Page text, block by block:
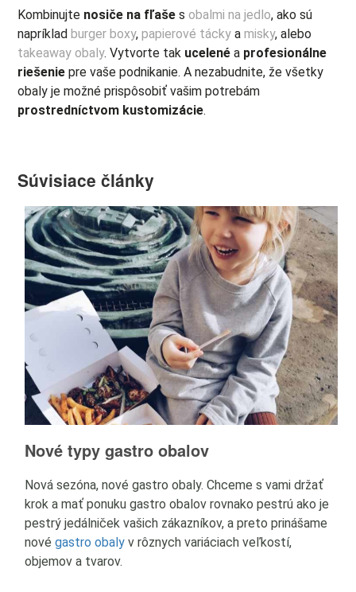
Kombinujte nosiče na fľaše s obalmi na jedlo, ako sú
napríklad burger boxy, papierové tácky a misky, alebo
takeaway obaly. Vytvorte tak ucelené a profesionálne
riešenie pre vaše podnikanie. A nezabudnite, že všetky
obaly je možné prispôsobiť vašim potrebám
prostredníctvom kustomizácie.
Súvisiace články
Nové typy gastro obalov
Nová sezóna, nové gastro obaly. Chceme s vami držať
krok a mať ponuku gastro obalov rovnako pestrú ako je
pestrý jedálniček vašich zákazníkov, a preto prinášame
nové gastro obalyv rôznych variáciach veľkostí,
objemov a tvarov.